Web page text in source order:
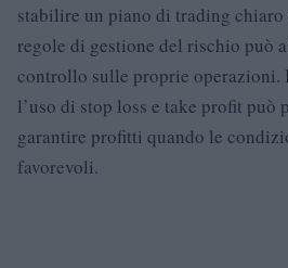
stabilire un piano di trading
regole di gestione del rischio può
controllo sulle proprie operazioni.
l’uso di stop loss e take profit può
garantire profitti quando le
favorevoli.